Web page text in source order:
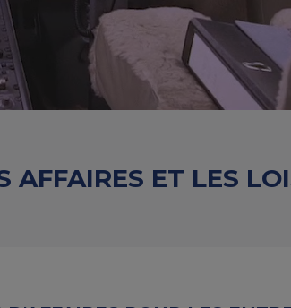
ET LES